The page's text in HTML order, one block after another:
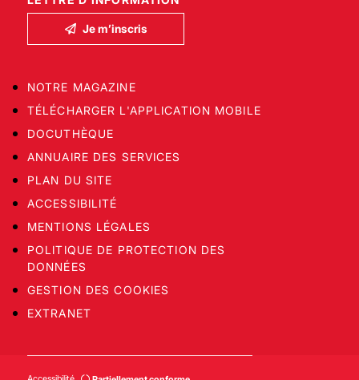
Je m’inscris
NOTRE MAGAZINE
TÉLÉCHARGER L'APPLICATION MOBILE
DOCUTHÈQUE
ANNUAIRE DES SERVICES
PLAN DU SITE
ACCESSIBILITÉ
MENTIONS LÉGALES
POLITIQUE DE PROTECTION DES
DONNÉES
GESTION DES COOKIES
EXTRANET